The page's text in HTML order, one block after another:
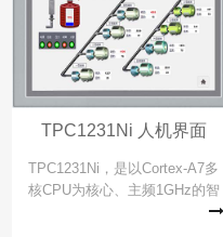
TPC1231Ni 人机界面
TPC1231Ni，是以Cortex-A7多
核CPU为核心、主频1GHz的智
能物联网触摸屏，该产品设计采